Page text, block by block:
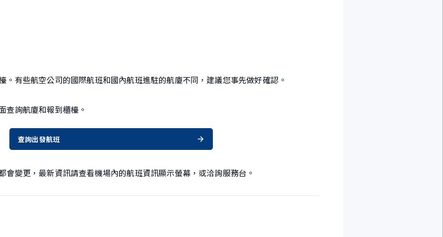
。有些航空公司的國際航班和國內航班進駐的航廈不同，建議您事先做好確認。
查詢航廈和報到櫃檯。
查詢出發航班
會變更，最新資訊請查看機場內的航班資訊顯示螢幕，或洽詢服務台。